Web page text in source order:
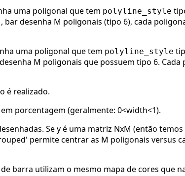
uma poligonal que tem polyline_style
desenha M poligonais (tipo 6), cada
uma poligonal que tem polyline_style
M poligonais que possuem tipo 6.
é realizado.
porcentagem (geralmente: 0<width<1).
Se y é uma matriz NxM (então
permite centrar as M poligonais versus
barra utilizam o mesmo mapa de cores que